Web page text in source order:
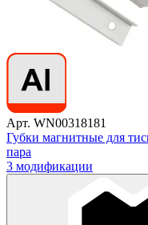
Арт. WN00318181
Губки магнитные для
пара
3 модификации